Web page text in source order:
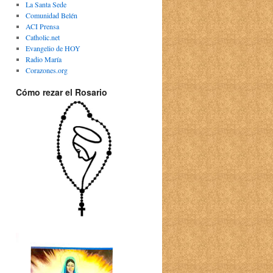
La Santa Sede
Comunidad Belén
ACI Prensa
Catholic.net
Evangelio de HOY
Radio María
Corazones.org
Cómo rezar el Rosario